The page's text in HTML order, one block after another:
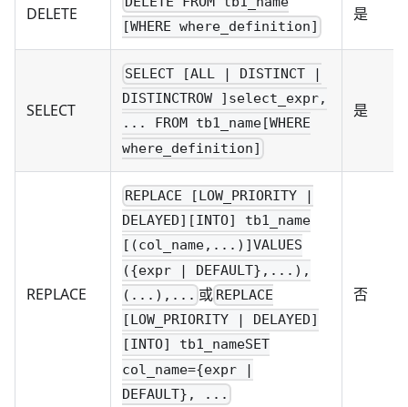
DELETE
[WHERE where_definition]
是
SELECT
SELECT [ALL | DISTINCT |
DISTINCTROW ]select_expr,
... FROM tb1_name[WHERE
where_definition]
是
REPLACE
REPLACE [LOW_PRIORITY |
DELAYED][INTO] tb1_name
[(col_name,...)]VALUES
({expr | DEFAULT},...),
(...),... 或 REPLACE
[LOW_PRIORITY | DELAYED]
[INTO] tb1_nameSET
col_name={expr |
DEFAULT}, ...
否